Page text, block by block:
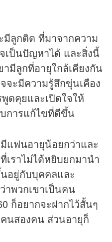
มีลูกติด ที่มาจากความ
ป็นปัญหาได้ และสิ่งนี้
มีลูกที่อายุใกล้เคียงกัน
ะมีความรู้สึกขุ่นเคือง
ดคุยและเปิดใจให้
บการแก้ไขที่ดีขึ้น
แฟนอายุน้อยกว่าและ
เราไม่ได้หยิบยกมานำ
อยู่กับบุคคลและ
พวกเขาเป็นคน
ก็อยากจะฝากไว้สั้นๆ
นสองคน ส่วนอายุก็